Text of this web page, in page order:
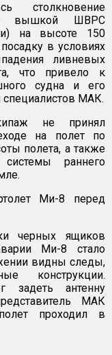
столкновение
с вышкой ШВРС
на высоте 150
в условиях
ливневых
что привело к
судна и его
специалистов МАК.
не принял
на полет по
полета, а также
раннего
Ми-8 перед
черных ящиков
Ми-8 стало
видны следы,
конструкции.
задеть антенну
МАК
проходил в